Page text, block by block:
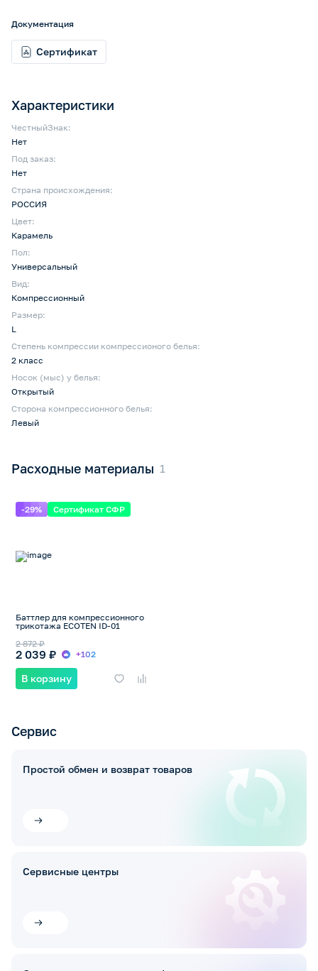
Характеристики
ЧестныйЗнак:
Нет
Под заказ:
Нет
Страна происхождения:
РОССИЯ
Цвет:
Карамель
Пол:
Универсальный
Вид:
Компрессионный
Размер:
L
Степень компрессии компрессионого белья:
2 класс
Носок (мыс) у белья:
Открытый
Сторона компрессионного белья:
Левый
Документация
Сертификат
Расходные материалы
-29% Сертификат СФР
Баттлер для компрессионного
трикотажа ECOTEN ID-01
2 039 ₽
2 872 ₽
+102
В корзину
Сервис
Простой обмен и возврат товаров
Сервисные центры